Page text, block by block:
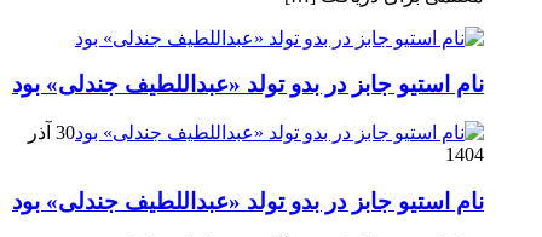
نام استیو جابز در بدو تولد «عبداللطیف جندلی» بود
30 آذر
1404
نام استیو جابز در بدو تولد «عبداللطیف جندلی» بود